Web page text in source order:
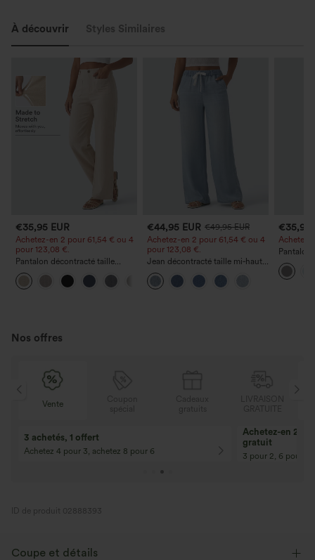
À découvrir Styles Similaires
€35,95 EUR
Achetez-en 2 pour 61,54 € ou 4
pour 123,08 €.
Pantalon décontracté taille
haute à jambe droite, effet lin,
avec poches
€44,95 EUR €49,95 EUR
Achetez-en 2 pour 61,54 € ou 4
pour 123,08 €.
Jean décontracté taille mi‑haute,
à cordon de serrage, avec
poches
€35,95
Achetez-
Pantalon
poches
Nos offres
Coupon
spécial
10% de réduction
Pour toute commande de 107,00 € et
plus ! Code : Aug2026
12% de réduction
Pour toute
plus ! Code :
ID de produit 02888393
Coupe et détails